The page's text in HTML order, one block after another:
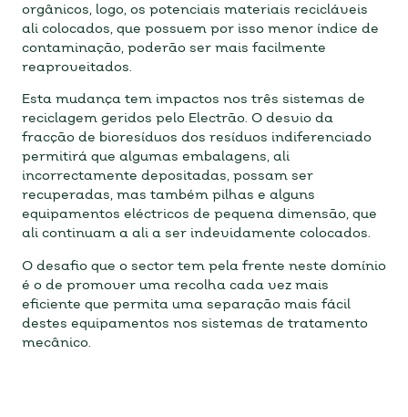
orgânicos, logo, os potenciais materiais recicláveis
ali colocados, que possuem por isso menor índice de
contaminação, poderão ser mais facilmente
reaproveitados.
Esta mudança tem impactos nos três sistemas de
reciclagem geridos pelo Electrão. O desvio da
fracção de bioresíduos dos resíduos indiferenciado
permitirá que algumas embalagens, ali
incorrectamente depositadas, possam ser
recuperadas, mas também pilhas e alguns
equipamentos eléctricos de pequena dimensão, que
ali continuam a ali a ser indevidamente colocados.
O desafio que o sector tem pela frente neste domínio
é o de promover uma recolha cada vez mais
eficiente que permita uma separação mais fácil
destes equipamentos nos sistemas de tratamento
mecânico.